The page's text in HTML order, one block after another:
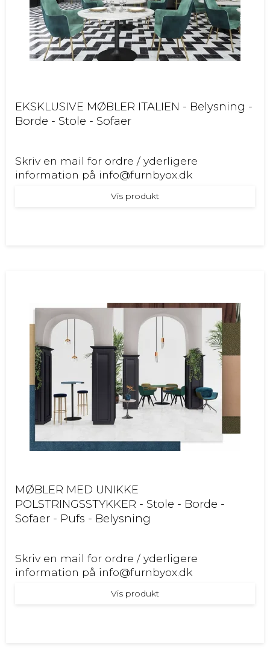
EKSKLUSIVE MØBLER ITALIEN - Belysning -
Borde - Stole - Sofaer
Skriv en mail for ordre / yderligere
information på info@furnbyox.dk
Vis produkt
MØBLER MED UNIKKE
POLSTRINGSSTYKKER - Stole - Borde -
Sofaer - Pufs - Belysning
Skriv en mail for ordre / yderligere
information på info@furnbyox.dk
Vis produkt